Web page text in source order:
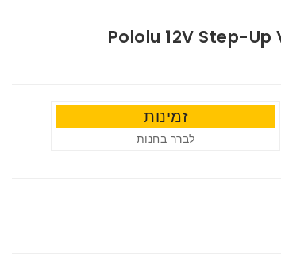
Pololu 12V Step-Up
זמינות
לברר בחנות